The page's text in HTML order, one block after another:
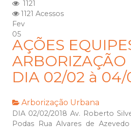
1121
1121 Acessos
Fev
05
AÇÕES
DIA 02/02 à 04/
Arborização Urbana
DIA 02/02/2018 Av. Roberto
Podas Rua Alvares de